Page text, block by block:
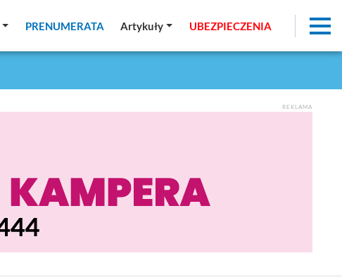
PRENUMERATA Artykuły UBEZPIECZENIA
REKLAMA
PRENUMERATA Artykuły UBEZPIECZENIA